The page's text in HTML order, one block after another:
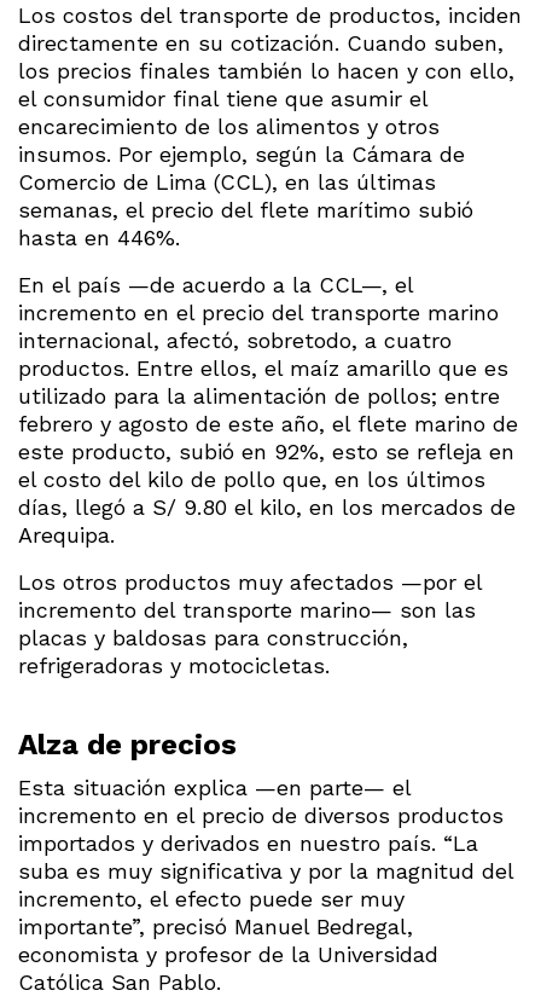
Los costos del transporte de productos, inciden
directamente en su cotización. Cuando suben,
los precios finales también lo hacen y con ello,
el consumidor final tiene que asumir el
encarecimiento de los alimentos y otros
insumos. Por ejemplo, según la Cámara de
Comercio de Lima (CCL), en las últimas
semanas, el precio del flete marítimo subió
hasta en 446%.
En el país —de acuerdo a la CCL—, el
incremento en el precio del transporte marino
internacional, afectó, sobretodo, a cuatro
productos. Entre ellos, el maíz amarillo que es
utilizado para la alimentación de pollos; entre
febrero y agosto de este año, el flete marino de
este producto, subió en 92%, esto se refleja en
el costo del kilo de pollo que, en los últimos
días, llegó a S/ 9.80 el kilo, en los mercados de
Arequipa.
Los otros productos muy afectados —por el
incremento del transporte marino— son las
placas y baldosas para construcción,
refrigeradoras y motocicletas.
Alza de precios
Esta situación explica —en parte— el
incremento en el precio de diversos productos
importados y derivados en nuestro país. “La
suba es muy significativa y por la magnitud del
incremento, el efecto puede ser muy
importante”, precisó Manuel Bedregal,
economista y profesor de la Universidad
Católica San Pablo.